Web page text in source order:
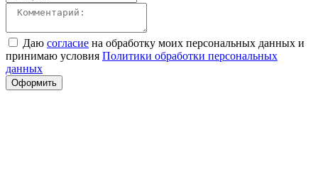
Даю согласие на обработку моих персональных данных и
принимаю условия Политики обработки персональных
данных
Оформить